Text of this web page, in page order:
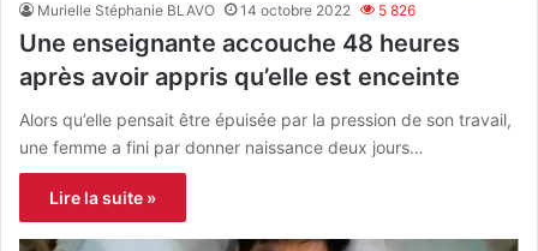
Murielle Stéphanie BLAVO 14 octobre 2022 5 826
Une enseignante accouche 48 heures
après avoir appris qu’elle est enceinte
Alors qu’elle pensait être épuisée par la pression de son travail,
une femme a fini par donner naissance deux jours…
Lire la suite »